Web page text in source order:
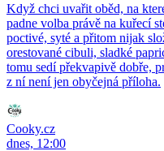
Když chci uvařit oběd, na
padne volba právě na kuřecí
poctivé, syté a přitom nijak
orestované cibuli, sladké
tomu sedí překvapivě dobře,
z ní není jen obyčejná příloha.
Cooky.cz
dnes, 12:00